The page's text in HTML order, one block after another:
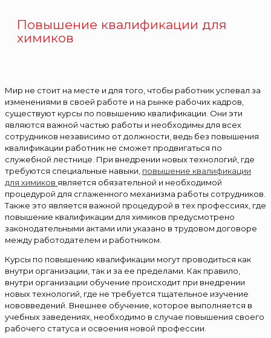
Повышение квалификации для
химиков
Мир не стоит на месте и для того, чтобы работник успевал за
изменениями в своей работе и на рынке рабочих кадров,
существуют курсы по повышению квалификации. Они эти
являются важной частью работы и необходимы для всех
сотрудников независимо от должности, ведь без повышения
квалификации работник не сможет продвигаться по
служебной лестнице. При внедрении новых технологий, где
требуются специальные навыки, повышение квалификации
для химиков является обязательной и необходимой
процедурой для сглаженного механизма работы сотрудников.
Также это является важной процедурой в тех профессиях, где
повышение квалификации для химиков предусмотрено
законодательными актами или указано в трудовом договоре
между работодателем и работником.
Курсы по повышению квалификации могут проводиться как
внутри организации, так и за ее пределами. Как правило,
внутри организации обучение происходит при внедрении
новых технологий, где не требуется тщательное изучение
нововведений. Внешнее обучение, которое выполняется в
учебных заведениях, необходимо в случае повышения своего
рабочего статуса и освоения новой профессии.